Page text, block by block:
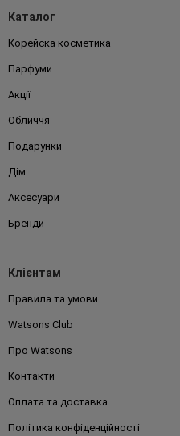
Каталог
Корейска косметика
Парфуми
Акції
Обличчя
Подарунки
Дім
Аксесуари
Бренди
Клієнтам
Правила та умови
Watsons Club
Про Watsons
Контакти
Оплата та доставка
Політика конфіденційності